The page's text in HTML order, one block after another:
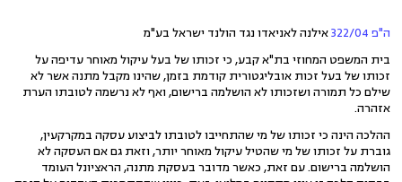
ה"פ 322/04
אילנה לאניאדו נגד הולנד ישראל בע"מ
בית המשפט המחוזי בת"א קבע, כי זכותו של בעל עיקול מאוחר עדיפה על
זכותו של בעל זכות אובליגטורית קודמת בזמן, שהינו מקבל מתנה אשר לא
שילם כל תמורה ושזכותו לא הושלמה ברישום, ואף לא נרשמה לטובתו הערת
אזהרה.
ההלכה הינה כי זכותו של מי שהתחייבו לטובתו לביצוע עסקה במקרקעין,
גוברת על זכותו של מי שהטיל עיקול מאוחר יותר, וזאת גם אם העסקה לא
הושלמה ברישום. עם זאת, כאשר מדובר בעסקת מתנה, הראציונל העומד